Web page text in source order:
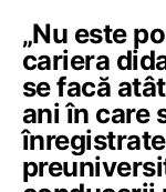
„Nu este
cariera
se facă
ani în care